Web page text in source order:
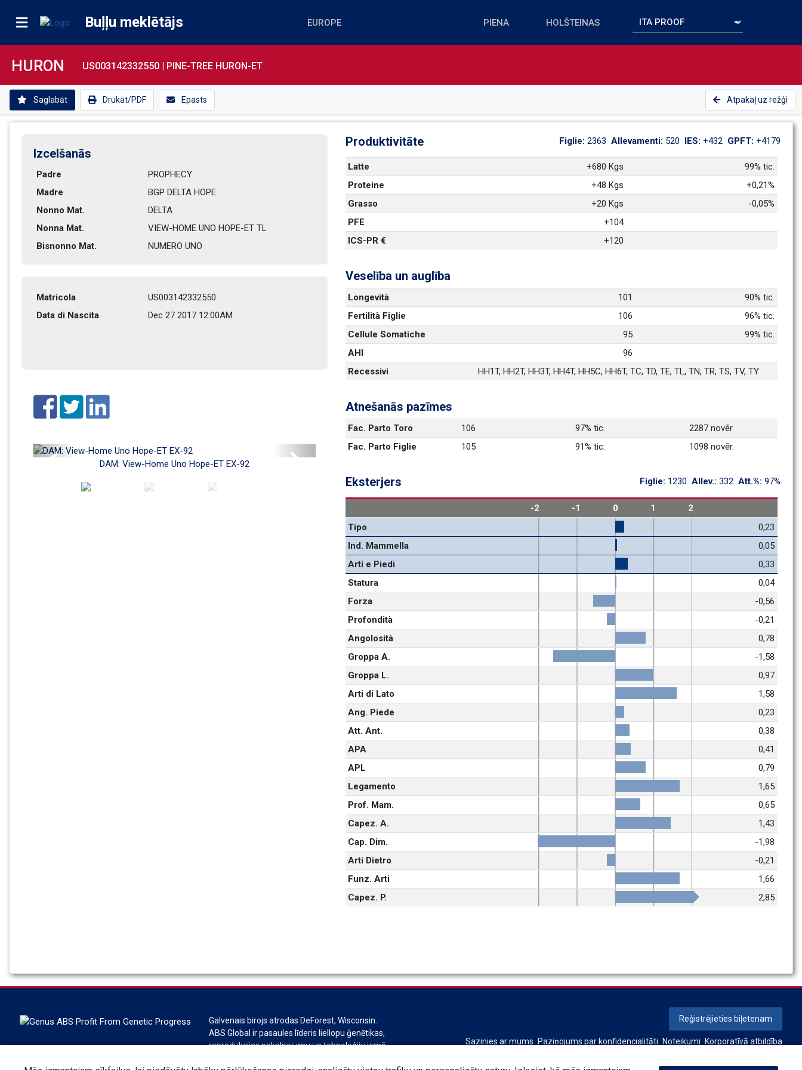
Buļļu meklētājs
HURON US003142332550 | PINE-TREE HURON-ET
Saglabāt Drukāt/PDF Epasts Atpakaļ uz režģi
Izcelšanās
Padre
PROPHECY
Madre
BGP DELTA HOPE
Nonno Mat.
DELTA
Nonna Mat.
VIEW-HOME UNO HOPE-ET TL
Bisnonno Mat.
NUMERO UNO
Matricola
US003142332550
Data di Nascita
Dec 27 2017 12:00AM
DAM: View-Home Uno Hope-ET EX-92
Produktivitāte Figlie: 2363 Allevamenti: 520 IES: +432 GPFT: +4179
Latte +680 Kgs
99% tic.
Proteine
+48 Kgs
+0,21%
Grasso
+20 Kgs
-0,05%
PFE
+104
ICS-PR €
+120
Veselība un auglība
Longevità 101
90% tic.
Fertilità Figlie
106
96% tic.
Cellule Somatiche
95
99% tic.
AHI
96
Recessivi
HH1T, HH2T, HH3T, HH4T, HH5C, HH6T, TC, TD, TE, TL, TN, TR, TS, TV, TY
Atnešanās pazīmes
Fac. Parto Toro 106 97% tic.
2287 novēr.
Fac. Parto Figlie
105 91% tic. 1098 novēr.
Eksterjers Figlie: 1230 Allev.: 332 Att.%: 97%
-2 -1 0 1
2
Tipo
0,23
Ind. Mammella
0,05
Arti e Piedi
0,33
Statura
0,04
Forza
-0,56
Profondità
-0,21
Angolosità
0,78
Groppa A.
-1,58
Groppa L.
0,97
Arti di Lato
1,58
Ang. Piede
0,23
Att. Ant.
0,38
APA
0,41
APL
0,79
Legamento
1,65
Prof. Mam.
0,65
Capez. A.
1,43
Cap. Dim.
-1,98
Arti Dietro
-0,21
Funz. Arti
1,66
Capez. P.
2,85
Galvenais birojs atrodas DeForest, Wisconsin.
ABS Global ir pasaules līderis liellopu ģenētikas,
reprodukcijas pakalpojumu un tehnoloģiju jomā.
Reģistrējieties biļetenam
Sazinies ar mums Paziņojums par konfidencialitāti Noteikumi Korporatīvā atbildība